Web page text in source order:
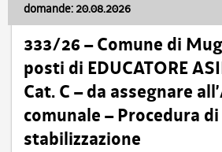
domande: 20.08.2026
333/26 – Comune di
posti di EDUCATORE
Cat. C – da assegnare
comunale – Procedura di
stabilizzazione